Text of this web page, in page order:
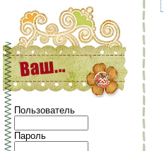
Пользователь
Пароль